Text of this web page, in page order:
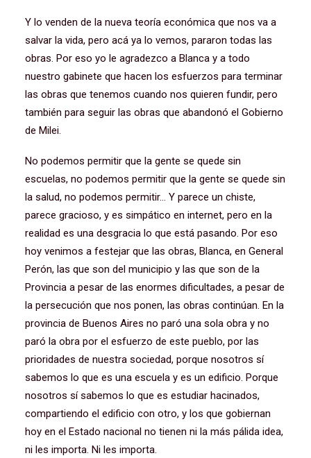
Y lo venden de la nueva teoría económica que nos va a
salvar la vida, pero acá ya lo vemos, pararon todas las
obras. Por eso yo le agradezco a Blanca y a todo
nuestro gabinete que hacen los esfuerzos para terminar
las obras que tenemos cuando nos quieren fundir, pero
también para seguir las obras que abandonó el Gobierno
de Milei.
No podemos permitir que la gente se quede sin
escuelas, no podemos permitir que la gente se quede sin
la salud, no podemos permitir… Y parece un chiste,
parece gracioso, y es simpático en internet, pero en la
realidad es una desgracia lo que está pasando. Por eso
hoy venimos a festejar que las obras, Blanca, en General
Perón, las que son del municipio y las que son de la
Provincia a pesar de las enormes dificultades, a pesar de
la persecución que nos ponen, las obras continúan. En la
provincia de Buenos Aires no paró una sola obra y no
paró la obra por el esfuerzo de este pueblo, por las
prioridades de nuestra sociedad, porque nosotros sí
sabemos lo que es una escuela y es un edificio. Porque
nosotros sí sabemos lo que es estudiar hacinados,
compartiendo el edificio con otro, y los que gobiernan
hoy en el Estado nacional no tienen ni la más pálida idea,
ni les importa. Ni les importa.